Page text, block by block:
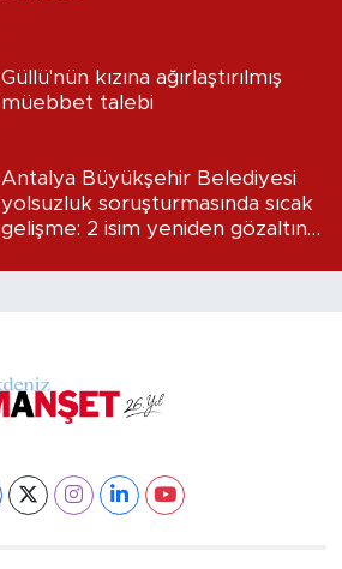
Güllü'nün kızına ağırlaştırılmış
müebbet talebi
Antalya Büyükşehir Belediyesi
yolsuzluk soruşturmasında sıcak
gelişme: 2 isim yeniden gözaltına